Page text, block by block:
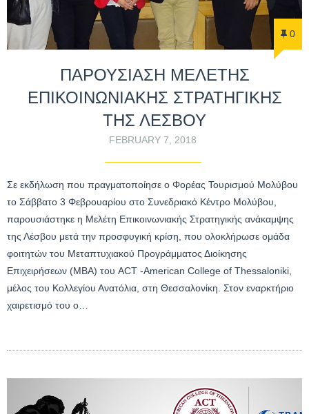
0
ΠΑΡΟΥΣΙΑΣΗ ΜΕΛΕΤΗΣ
ΕΠΙΚΟΙΝΩΝΙΑΚΗΣ ΣΤΡΑΤΗΓΙΚΗΣ
ΤΗΣ ΛΕΣΒΟΥ
FEBRUARY 7, 2018
Σε εκδήλωση που πραγματοποίησε ο Φορέας Τουρισμού Μολύβου
το Σάββατο 3 Φεβρουαρίου στο Συνεδριακό Κέντρο Μολύβου,
παρουσιάστηκε η Μελέτη Επικοινωνιακής Στρατηγικής ανάκαμψης
της Λέσβου μετά την προσφυγική κρίση, που ολοκλήρωσε ομάδα
φοιτητών του Μεταπτυχιακού Προγράμματος Διοίκησης
Επιχειρήσεων (ΜΒΑ) του ACT -American College of Thessaloniki,
μέλος του Κολλεγίου Ανατόλια, στη Θεσσαλονίκη. Στον εναρκτήριο
χαιρετισμό του ο…